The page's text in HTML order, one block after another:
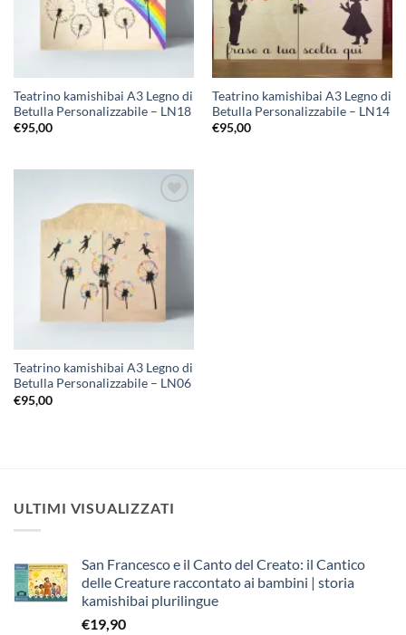
Teatrino kamishibai A3 Legno di
Betulla Personalizzabile – LN18
€95,00
Teatrino kamishibai A3 Legno di
Betulla Personalizzabile – LN14
€95,00
Aggiungi
alla lista
desideri
Teatrino kamishibai A3 Legno di
Betulla Personalizzabile – LN06
€95,00
ULTIMI VISUALIZZATI
San Francesco e il Canto del Creato: il Cantico
delle Creature raccontato ai bambini | storia
kamishibai plurilingue
€19,90